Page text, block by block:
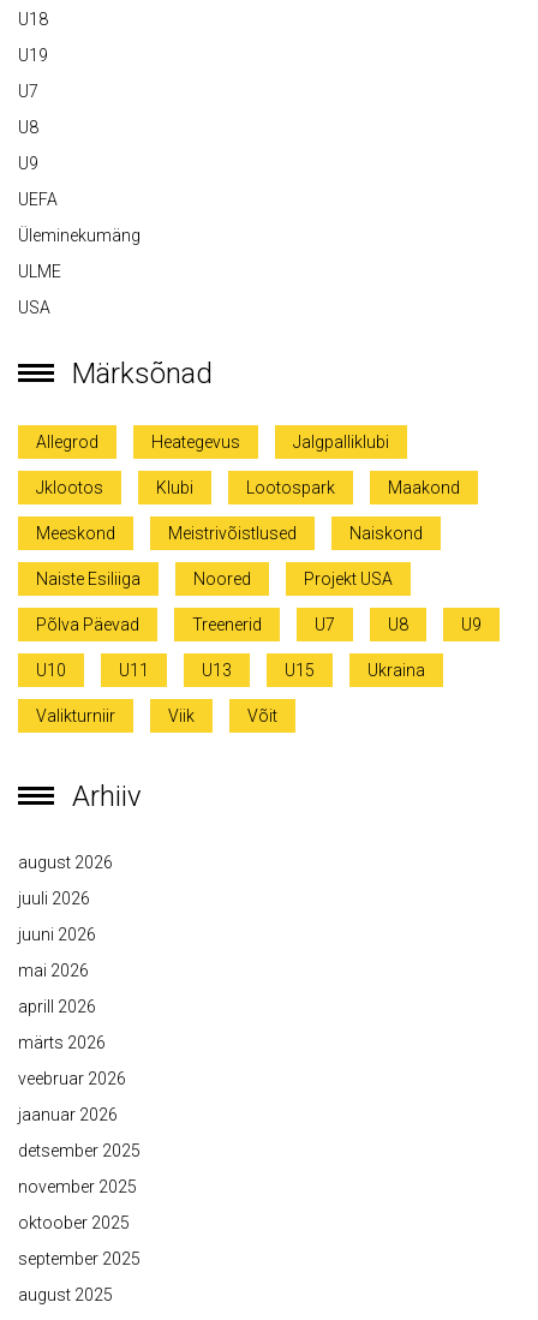
U18
U19
U7
U8
U9
UEFA
Üleminekumäng
ULME
USA
Märksõnad
Allegrod Heategevus Jalgpalliklubi
Jklootos Klubi Lootospark Maakond
Meeskond Meistrivõistlused Naiskond
Naiste Esiliiga Noored Projekt USA
Põlva Päevad Treenerid U7 U8 U9
U10 U11 U13 U15 Ukraina
Valikturniir Viik Võit
Arhiiv
august 2026
juuli 2026
juuni 2026
mai 2026
aprill 2026
märts 2026
veebruar 2026
jaanuar 2026
detsember 2025
november 2025
oktoober 2025
september 2025
august 2025